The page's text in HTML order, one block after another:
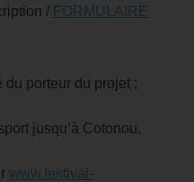
/ FORMULAIRE
du porteur du projet ;
jusqu’à Cotonou.
www.festival-